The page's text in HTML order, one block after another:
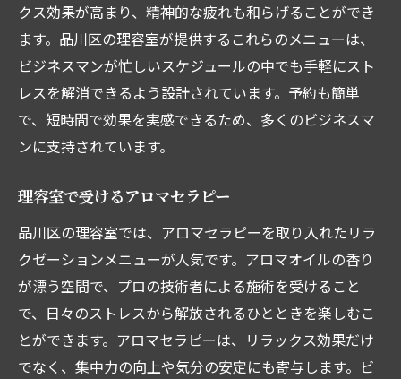
クス効果が高まり、精神的な疲れも和らげることができ
ます。品川区の理容室が提供するこれらのメニューは、
ビジネスマンが忙しいスケジュールの中でも手軽にスト
レスを解消できるよう設計されています。予約も簡単
で、短時間で効果を実感できるため、多くのビジネスマ
ンに支持されています。
理容室で受けるアロマセラピー
品川区の理容室では、アロマセラピーを取り入れたリラ
クゼーションメニューが人気です。アロマオイルの香り
が漂う空間で、プロの技術者による施術を受けること
で、日々のストレスから解放されるひとときを楽しむこ
とができます。アロマセラピーは、リラックス効果だけ
でなく、集中力の向上や気分の安定にも寄与します。ビ